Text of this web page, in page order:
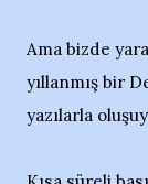
Ama bizde
yıllanmış bir
yazılarla